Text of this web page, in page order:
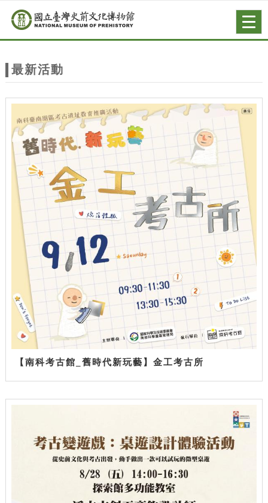
站
主
題
跳到主要內容
網站導覽
最新活動
【南科考古館_舊時代新玩藝】金工考古所